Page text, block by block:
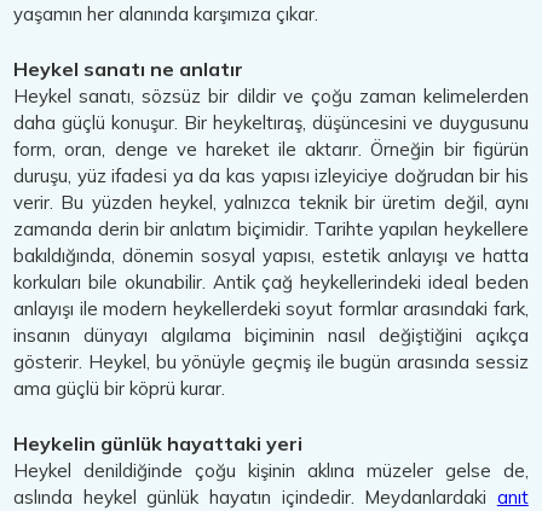
yaşamın her alanında karşımıza çıkar.
Heykel sanatı ne anlatır
Heykel sanatı, sözsüz bir dildir ve çoğu zaman kelimelerden
daha güçlü konuşur. Bir heykeltıraş, düşüncesini ve duygusunu
form, oran, denge ve hareket ile aktarır. Örneğin bir figürün
duruşu, yüz ifadesi ya da kas yapısı izleyiciye doğrudan bir his
verir. Bu yüzden heykel, yalnızca teknik bir üretim değil, aynı
zamanda derin bir anlatım biçimidir. Tarihte yapılan heykellere
bakıldığında, dönemin sosyal yapısı, estetik anlayışı ve hatta
korkuları bile okunabilir. Antik çağ heykellerindeki ideal beden
anlayışı ile modern heykellerdeki soyut formlar arasındaki fark,
insanın dünyayı algılama biçiminin nasıl değiştiğini açıkça
gösterir. Heykel, bu yönüyle geçmiş ile bugün arasında sessiz
ama güçlü bir köprü kurar.
Heykelin günlük hayattaki yeri
Heykel denildiğinde çoğu kişinin aklına müzeler gelse de,
aslında heykel günlük hayatın içindedir. Meydanlardaki anıt